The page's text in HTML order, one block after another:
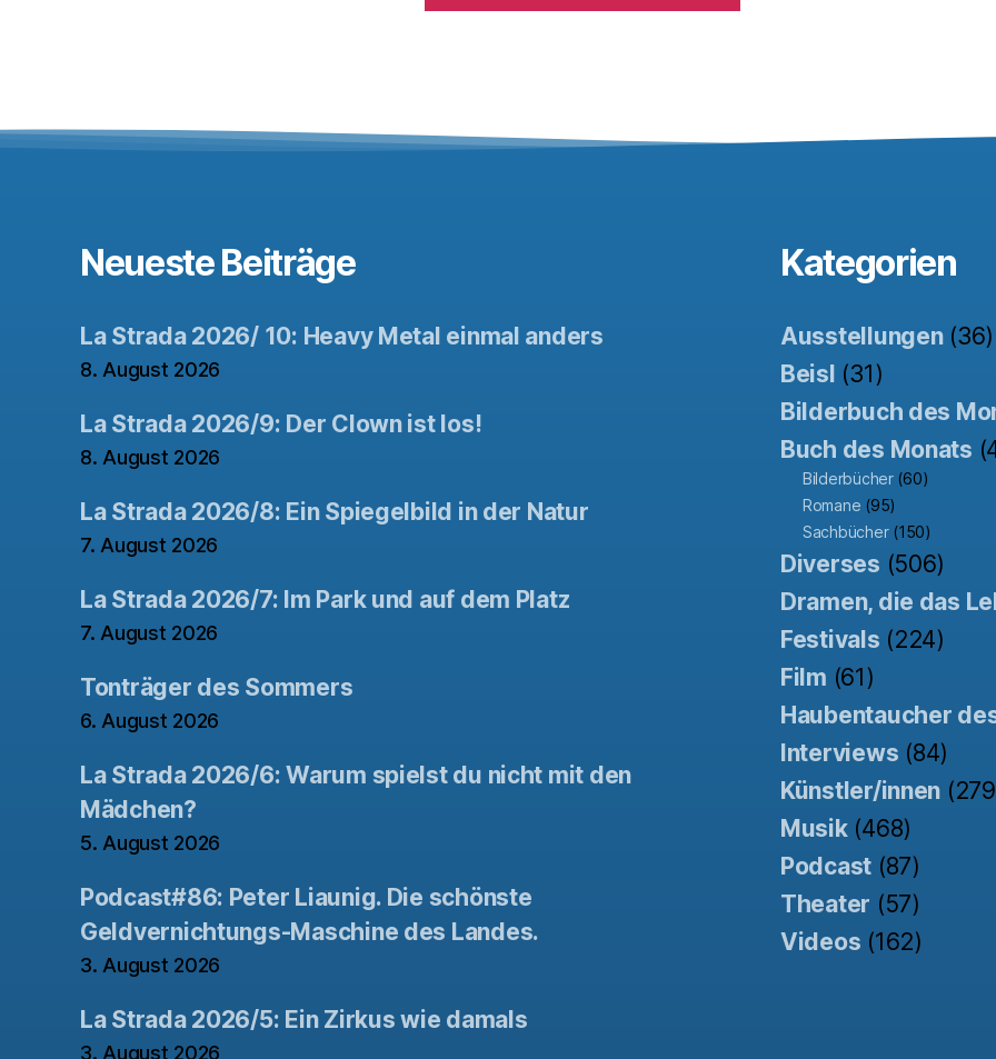
Neueste Beiträge
La Strada 2026/ 10: Heavy Metal einmal anders
8. August 2026
La Strada 2026/9: Der Clown ist los!
8. August 2026
La Strada 2026/8: Ein Spiegelbild in der Natur
7. August 2026
La Strada 2026/7: Im Park und auf dem Platz
7. August 2026
Tonträger des Sommers
6. August 2026
La Strada 2026/6: Warum spielst du nicht mit den
Mädchen?
5. August 2026
Podcast#86: Peter Liaunig. Die schönste
Geldvernichtungs-Maschine des Landes.
3. August 2026
La Strada 2026/5: Ein Zirkus wie damals
3. August 2026
Kategorien
Ausstellungen(36)
Beisl (31)
Bilderbuch des
Buch des Monats
Bilderbücher(60)
Romane (95)
Sachbücher(150)
Diverses (506)
Dramen, die das
Festivals (224)
Film (61)
Haubentaucher
Interviews (84)
Künstler/innen
Musik(468)
Podcast (87)
Theater (57)
Videos (162)